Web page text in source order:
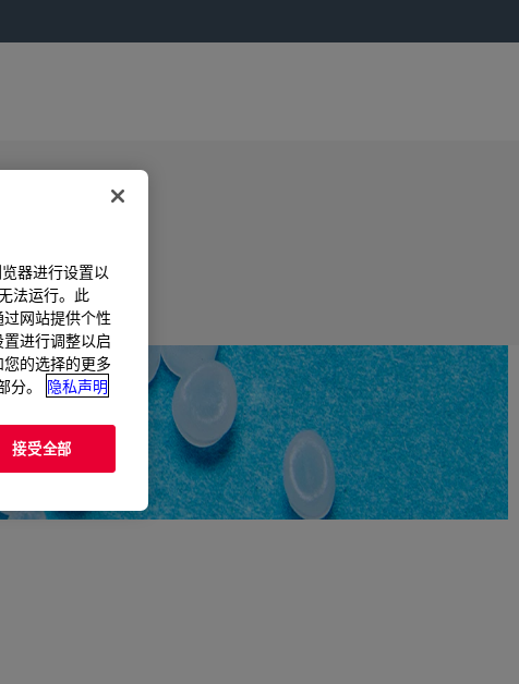
器进行设置以
法运行。此
网站提供个性
进行调整以启
的选择的更多
。
隐私声明
接受全部